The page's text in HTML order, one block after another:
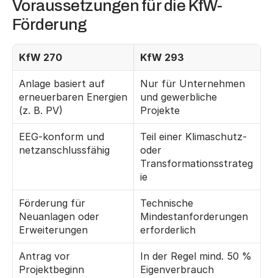
Voraussetzungen für die KfW-
Förderung
KfW 270 KfW 293
Anlage basiert auf
erneuerbaren Energien
(z. B. PV)
Nur für Unternehmen
und gewerbliche
Projekte
EEG-konform und
netzanschlussfähig
Teil einer Klimaschutz-
oder
Transformationsstrateg
ie
Förderung für
Neuanlagen oder
Erweiterungen
Technische
Mindestanforderungen
erforderlich
Antrag vor
Projektbeginn
In der Regel mind. 50 %
Eigenverbrauch